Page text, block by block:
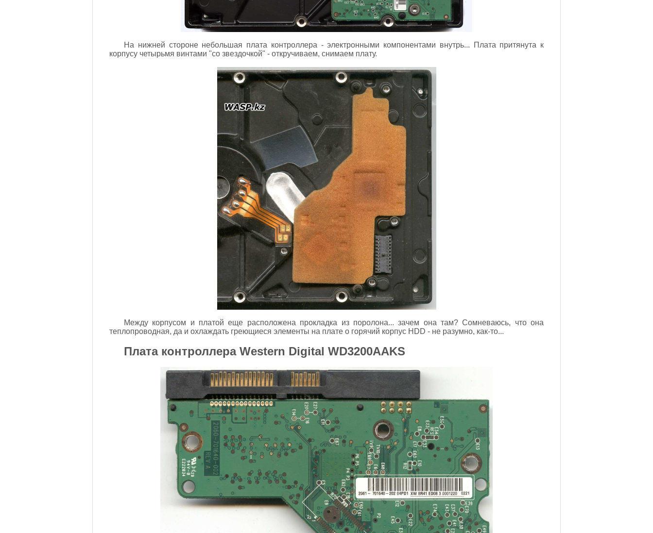
На нижней стороне небольшая плата контроллера - электронными компонентами внутрь... Плата притянута к
корпусу четырьмя винтами "со звездочкой" - откручиваем, снимаем плату.
Между корпусом и платой еще расположена прокладка из поролона... зачем она там? Сомневаюсь, что она
теплопроводная, да и охлаждать греющиеся элементы на плате о горячий корпус HDD - не разумно, как-то...
Плата контроллера Western Digital WD3200AAKS